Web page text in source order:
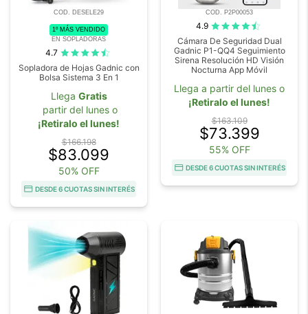
COD. DESELE29
1º MÁS VENDIDO
EN SOPLADORAS
4.7
Sopladora de Hojas Gadnic con
Bolsa Sistema 3 En 1
Llega Gratis
partir del lunes o
¡Retiralo el lunes!
$166.198
$83.099
50% OFF
DESDE 6 CUOTAS SIN INTERÉS
COD. P2P00053
4.9
Cámara De Seguridad Dual
Gadnic P1-QQ4 Seguimiento
Sirena Resolución HD Visión
Nocturna App Móvil
Llega a partir del lunes o
¡Retiralo el lunes!
$163.109
$73.399
55% OFF
DESDE 6 CUOTAS SIN INTERÉS